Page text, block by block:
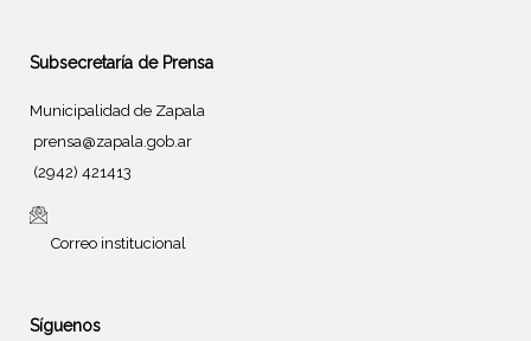
Subsecretaría de Prensa
Municipalidad de Zapala
prensa@zapala.gob.ar
(2942) 421413
Correo institucional
Síguenos